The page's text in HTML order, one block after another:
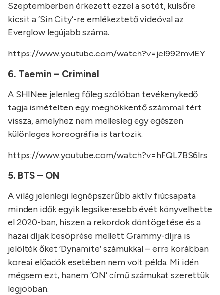
Szeptemberben érkezett ezzel a sötét, külsőre
kicsit a ’Sin City’-re emlékeztető videóval az
Everglow legújabb száma.
https://www.youtube.com/watch?v=jeI992mvlEY
6. Taemin – Criminal
A SHINee jelenleg főleg szólóban tevékenykedő
tagja ismételten egy meghökkentő számmal tért
vissza, amelyhez nem mellesleg egy egészen
különleges koreográfia is tartozik.
https://www.youtube.com/watch?v=hFQL7BS6lrs
5. BTS – ON
A világ jelenlegi legnépszerűbb aktív fiúcsapata
minden idők egyik legsikeresebb évét könyvelhette
el 2020-ban, hiszen a rekordok döntögetése és a
hazai díjak besöprése mellett Grammy-díjra is
jelölték őket ’Dynamite’ számukkal – erre korábban
koreai előadók esetében nem volt példa. Mi idén
mégsem ezt, hanem ’ON’ című számukat szerettük
legjobban.